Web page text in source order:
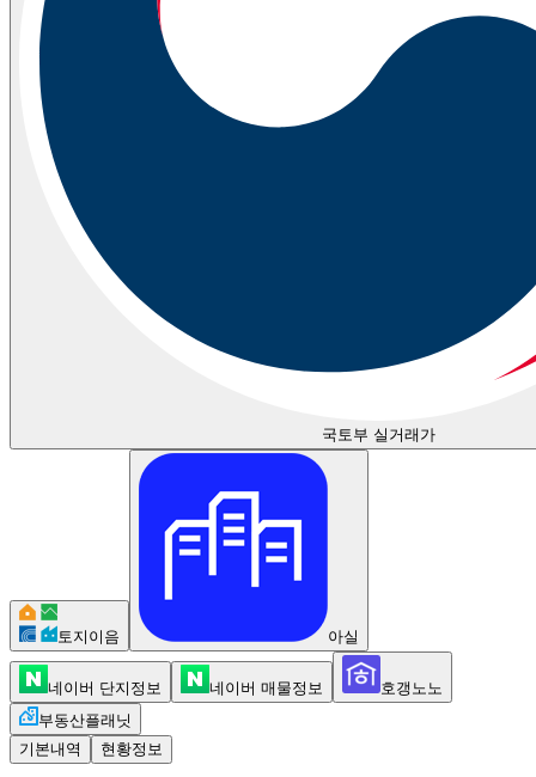
국토부 실거래가
토지이음 아실
네이버 단지정보 네이버 매물정보
호갱노노
부동산플래닛
기본내역
현황정보